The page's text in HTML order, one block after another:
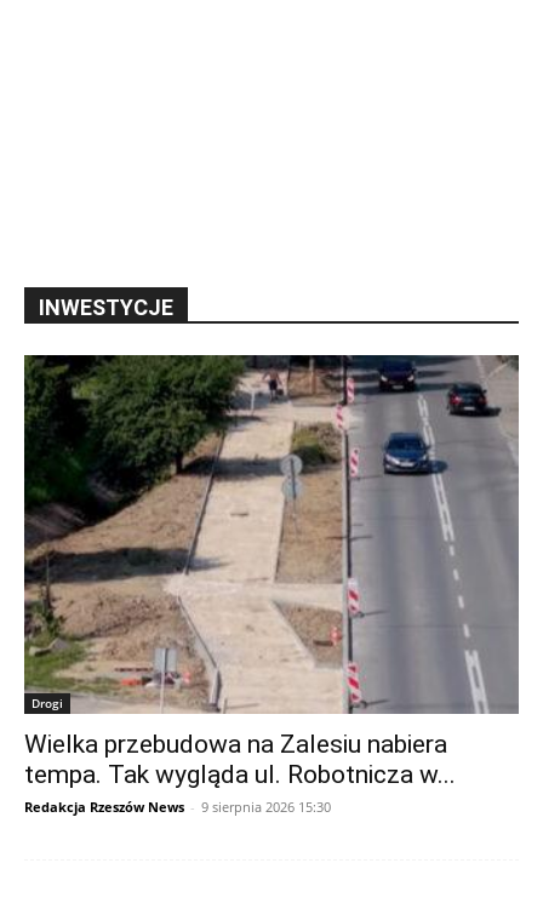
INWESTYCJE
Drogi
Wielka przebudowa na Zalesiu nabiera
tempa. Tak wygląda ul. Robotnicza w...
Redakcja Rzeszów News - 9 sierpnia 2026 15:30